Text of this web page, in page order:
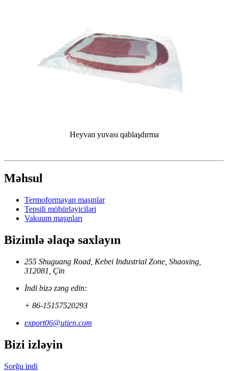
Heyvan yuvası qablaşdırma
Məhsul
Termoformayan maşınlar
Tepsili möhürləyiciləri
Vakuum maşınları
Bizimlə əlaqə saxlayın
255 Shuguang Road, Kebei Industrial Zone, Shaoxing,
312081, Çin
İndi bizə zəng edin:
+ 86-15157520293
export06@utien.com
Bizi izləyin
Sorğu indi